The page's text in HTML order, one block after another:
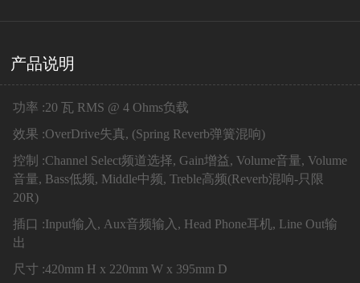
产品说明
功率 :20 瓦 RMS @ 4 Ohms负载
效果 :OverDrive失真, (Spring Reverb弹簧混响)
控制 :Channel Select频道选择, Gain增益, Volume音量, Volume
音量, Bass低频, Middle中频, Treble高频(Reverb混响-只限
20R)
插口 :Input输入, Aux音频输入, Head Phone耳机, Line Out输
出
尺寸 :420mm H x 220mm W x 395mm D